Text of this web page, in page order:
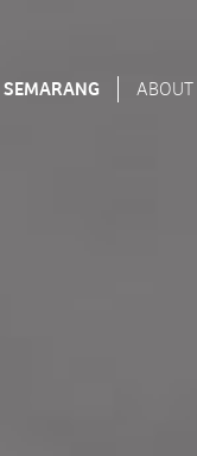
SEMARANG ABOUT